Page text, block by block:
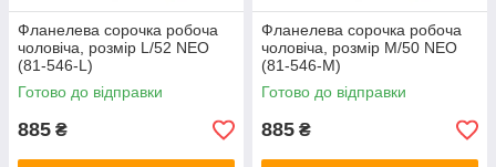
Фланелева сорочка робоча
чоловіча, розмір L/52 NEO
(81-546-L)
Готово до відправки
885 ₴
Фланелева сорочка робоча
чоловіча, розмір M/50 NEO
(81-546-M)
Готово до відправки
885 ₴